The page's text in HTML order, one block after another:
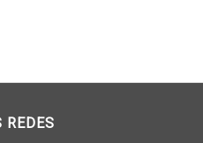
REDES